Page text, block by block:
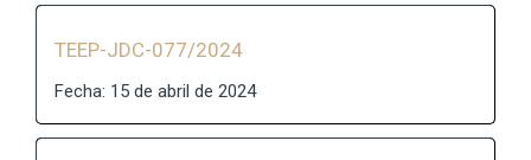
TEEP-JDC-077/2024
Fecha: 15 de abril de 2024